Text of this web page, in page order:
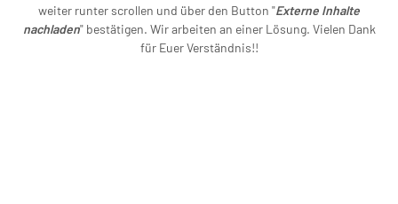
weiter runter scrollen und über den Button "Externe Inhalte
nachladen" bestätigen. Wir arbeiten an einer Lösung. Vielen Dank
für Euer Verständnis!!